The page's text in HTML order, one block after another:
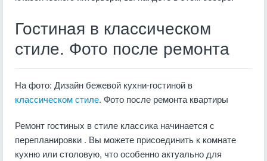
Гостиная в классическом
стиле. Фото после ремонта
На фото: Дизайн бежевой кухни-гостиной в
классическом стиле. Фото после ремонта квартиры
Ремонт гостиных в стиле классика начинается с
перепланировки . Вы можете присоединить к комнате
кухню или столовую, что особенно актуально для